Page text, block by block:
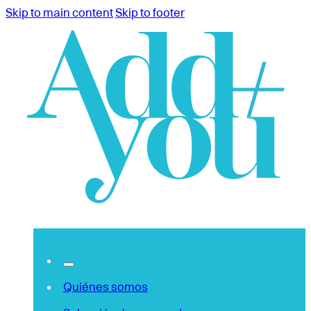
Skip to main contentSkip to footer
Quiénes somos